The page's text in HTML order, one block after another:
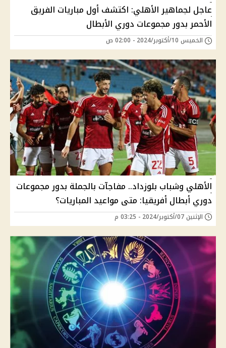
عاجل لجماهير الأهلي: اكتشف أول مباريات الفريق
الأحمر بدور مجموعات دوري الأبطال
الخميس 10/أكتوبر/2024 - 02:00 ص
الأهلي وشباب بلوزداد.. مفاجآت بالجملة بدور مجموعات
دوري أبطال أفريقيا: متى مواعيد المباريات؟
الإثنين 07/أكتوبر/2024 - 03:25 م